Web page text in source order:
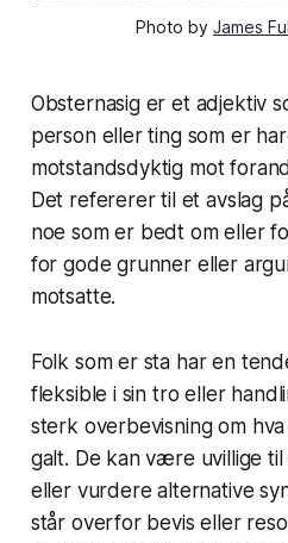
Photo by James
Obsternasig er et adjektiv
person eller ting som er
motstandsdyktig mot
Det refererer til et avslag
noe som er bedt om eller
for gode grunner eller
motsatte.
Folk som er sta har en
fleksible i sin tro eller
sterk overbevisning om
galt. De kan være uvillige
eller vurdere alternative
står overfor bevis eller